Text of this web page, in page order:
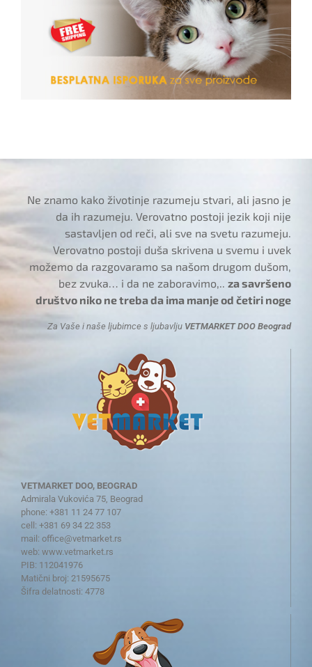
Ne znamo kako životinje razumeju stvari, ali jasno je
da ih razumeju. Verovatno postoji jezik koji nije
sastavljen od reči, ali sve na svetu razumeju.
Verovatno postoji duša skrivena u svemu i uvek
možemo da razgovaramo sa našom drugom dušom,
bez zvuka… i da ne zaboravimo,..za savršeno
društvo niko ne treba da ima manje od četiri noge
Za Vaše i naše ljubimce s ljubavlju VETMARKET DOO Beograd
VETMARKET DOO, BEOGRAD
Admirala Vukovića 75, Beograd
phone: +381 11 24 77 107
cell: +381 69 34 22 353
mail: office@vetmarket.rs
web: www.vetmarket.rs
PIB: 112041976
Matični broj: 21595675
Šifra delatnosti: 4778